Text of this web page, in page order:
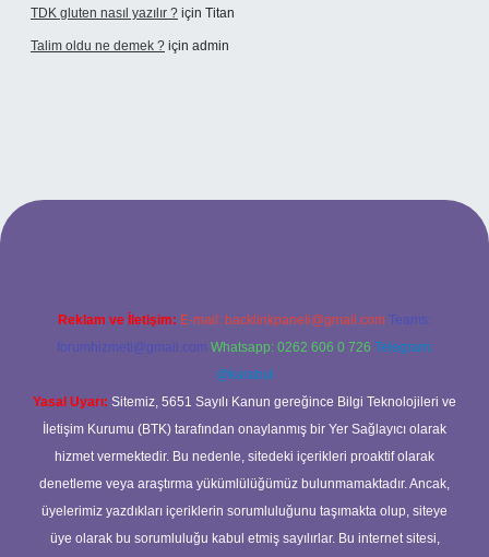
TDK gluten nasıl yazılır ? için Titan
Talim oldu ne demek ? için admin
giriş
Reklam ve İletişim: E-mail: backlinkpaneli@gmail.com Teams:
forumhizmeti@gmail.com Whatsapp: 0262 606 0 726 Telegram:
@karabul
Yasal Uyarı: Sitemiz, 5651 Sayılı Kanun gereğince Bilgi Teknolojileri ve
İletişim Kurumu (BTK) tarafından onaylanmış bir Yer Sağlayıcı olarak
hizmet vermektedir. Bu nedenle, sitedeki içerikleri proaktif olarak
denetleme veya araştırma yükümlülüğümüz bulunmamaktadır. Ancak,
üyelerimiz yazdıkları içeriklerin sorumluluğunu taşımakta olup, siteye
üye olarak bu sorumluluğu kabul etmiş sayılırlar. Bu internet sitesi,